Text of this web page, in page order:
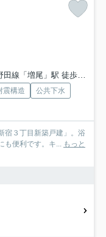
線「増尾」駅 徒歩20分
震構造
公共下水
宿３丁目新築戸建」。浴
も便利です。キ... もっと